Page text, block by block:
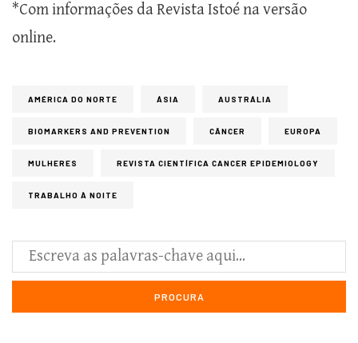
*Com informações da Revista Istoé na versão
online.
AMÉRICA DO NORTE ÁSIA AUSTRÁLIA
BIOMARKERS AND PREVENTION CÂNCER EUROPA
MULHERES REVISTA CIENTÍFICA CANCER EPIDEMIOLOGY
TRABALHO À NOITE